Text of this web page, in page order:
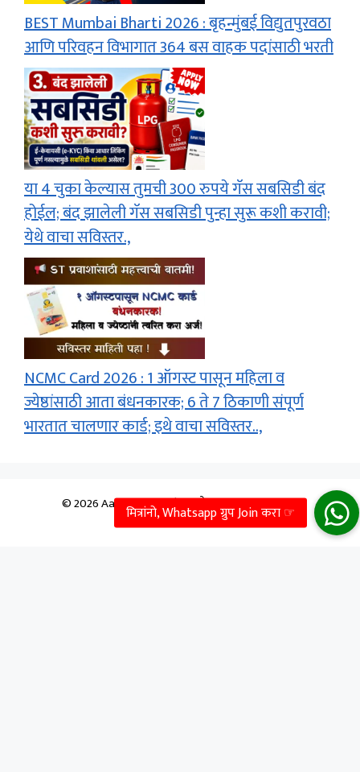
BEST Mumbai Bharti 2026 : बृहन्मुंबई विद्युतपुरवठा
आणि परिवहन विभागात 364 बस वाहक पदांसाठी भरती
या 4 चुका केल्यास तुमची 300 रुपये गॅस सबसिडी बंद
होईल; बंद झालेली गॅस सबसिडी पुन्हा सुरू कशी करावी;
येथे वाचा सविस्तर.,
NCMC Card 2026 : 1 ऑगस्ट पासून महिला व
ज्येष्ठांसाठी आता बंधनकारक; 6 ते 7 ठिकाणी संपूर्ण
भारतात चालणार कार्ड; इथे वाचा सविस्तर..,
© 2026 Aapale Sarkar | आपले सरकार• Built With
GeneratePress